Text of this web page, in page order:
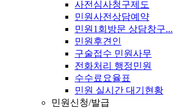
사전심사청구제도
민원사전상담예약
민원1회방문 상담창구...
민원후견인
구술접수 민원사무
전화처리 행정민원
수수료요율표
민원 실시간 대기현황
민원신청/발급